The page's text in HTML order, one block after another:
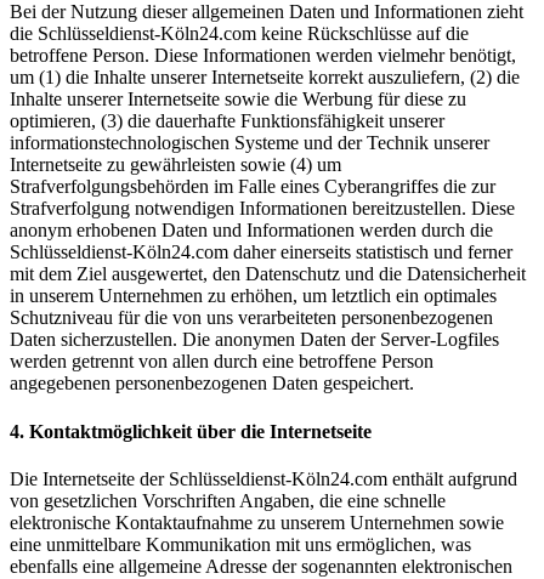
Bei der Nutzung dieser allgemeinen Daten und Informationen zieht
die Schlüsseldienst-Köln24.com keine Rückschlüsse auf die
betroffene Person. Diese Informationen werden vielmehr benötigt,
um (1) die Inhalte unserer Internetseite korrekt auszuliefern, (2) die
Inhalte unserer Internetseite sowie die Werbung für diese zu
optimieren, (3) die dauerhafte Funktionsfähigkeit unserer
informationstechnologischen Systeme und der Technik unserer
Internetseite zu gewährleisten sowie (4) um
Strafverfolgungsbehörden im Falle eines Cyberangriffes die zur
Strafverfolgung notwendigen Informationen bereitzustellen. Diese
anonym erhobenen Daten und Informationen werden durch die
Schlüsseldienst-Köln24.com daher einerseits statistisch und ferner
mit dem Ziel ausgewertet, den Datenschutz und die Datensicherheit
in unserem Unternehmen zu erhöhen, um letztlich ein optimales
Schutzniveau für die von uns verarbeiteten personenbezogenen
Daten sicherzustellen. Die anonymen Daten der Server-Logfiles
werden getrennt von allen durch eine betroffene Person
angegebenen personenbezogenen Daten gespeichert.
4. Kontaktmöglichkeit über die Internetseite
Die Internetseite der Schlüsseldienst-Köln24.com enthält aufgrund
von gesetzlichen Vorschriften Angaben, die eine schnelle
elektronische Kontaktaufnahme zu unserem Unternehmen sowie
eine unmittelbare Kommunikation mit uns ermöglichen, was
ebenfalls eine allgemeine Adresse der sogenannten elektronischen